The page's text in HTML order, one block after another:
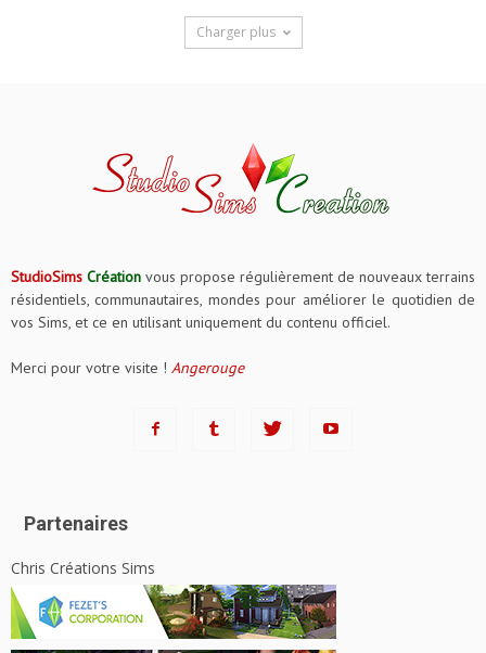
Charger plus
StudioSims Création vous propose régulièrement de nouveaux terrains
résidentiels, communautaires, mondes pour améliorer le quotidien de
vos Sims, et ce en utilisant uniquement du contenu officiel.
Merci pour votre visite ! Angerouge
Partenaires
Chris Créations Sims